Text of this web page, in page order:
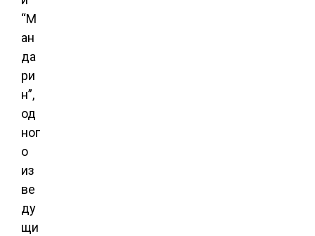
“М
ан
да
ри
н”,
од
ног
о
из
ве
ду
щи